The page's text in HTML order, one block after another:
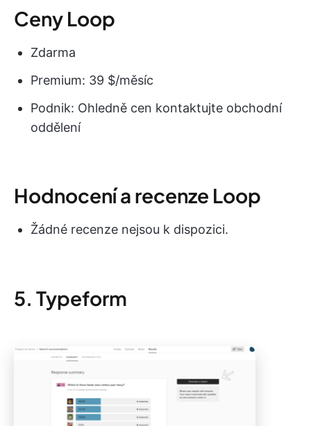
Ceny Loop
Zdarma
Premium: 39 $/měsíc
Podnik: Ohledně cen kontaktujte obchodní
oddělení
Hodnocení a recenze Loop
Žádné recenze nejsou k dispozici.
5. Typeform